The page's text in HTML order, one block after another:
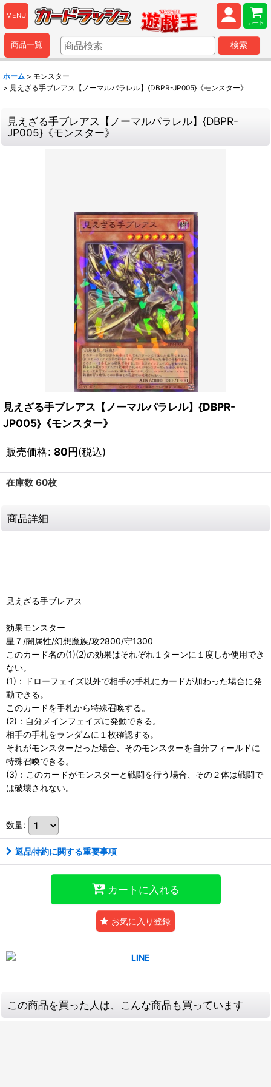
MENU
カート
商品一覧 検索
ホーム > モンスター
> 見えざる手ブレアス【ノーマルパラレル】{DBPR-JP005}《モンスター》
見えざる手ブレアス【ノーマルパラレル】{DBPR-
JP005}《モンスター》
見えざる手ブレアス【ノーマルパラレル】{DBPR-
JP005}《モンスター》
販売価格: 80円(税込)
在庫数 60枚
商品詳細
見えざる手ブレアス
効果モンスター
星７/闇属性/幻想魔族/攻2800/守1300
このカード名の(1)(2)の効果はそれぞれ１ターンに１度しか使用でき
ない。
(1)：ドローフェイズ以外で相手の手札にカードが加わった場合に発
動できる。
このカードを手札から特殊召喚する。
(2)：自分メインフェイズに発動できる。
相手の手札をランダムに１枚確認する。
それがモンスターだった場合、そのモンスターを自分フィールドに
特殊召喚できる。
(3)：このカードがモンスターと戦闘を行う場合、その２体は戦闘で
は破壊されない。
数量:
返品特約に関する重要事項
カートに入れる
お気に入り登録
この商品を買った人は、こんな商品も買っています